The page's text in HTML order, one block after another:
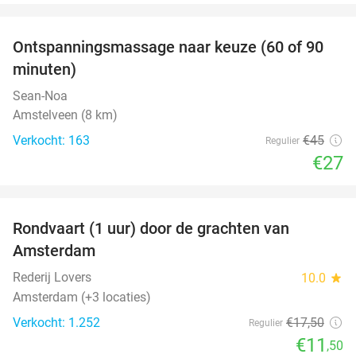
40%
Ontspanningsmassage naar keuze (60 of 90
minuten)
Sean-Noa
Amstelveen (8 km)
Verkocht: 163
Regulier €45
€27
Rondvaart (1 uur) door de grachten van
Amsterdam
Rederij Lovers 10.0 star
Amsterdam (+3 locaties)
Verkocht: 1.252
Regulier €17,50
€11 ,50